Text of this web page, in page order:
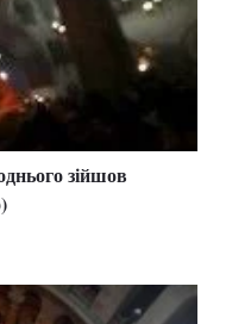
зійшов